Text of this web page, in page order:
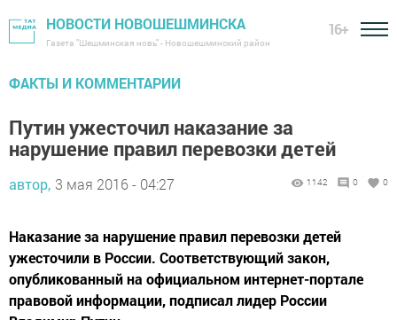
НОВОСТИ НОВОШЕШМИНСКА
Газета "Шешминская новь" - Новошешминский район
16+
ФАКТЫ И КОММЕНТАРИИ
Путин ужесточил наказание за
нарушение правил перевозки детей
автор, 3 мая 2016 - 04:27 1142 0 0
Наказание за нарушение правил перевозки детей
ужесточили в России. Соответствующий закон,
опубликованный на официальном интернет-портале
правовой информации, подписал лидер России